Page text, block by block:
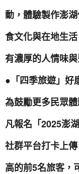
動，體驗製作澎
食文化與在地生
有濃厚的人情味
●「四季旅遊」好
為鼓勵更多民眾
凡報名「2025澎
社群平台打卡上
高的前5名旅客，